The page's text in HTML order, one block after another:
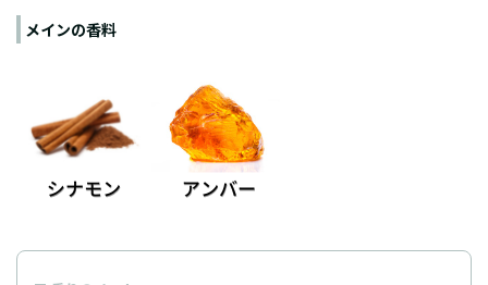
メインの香料